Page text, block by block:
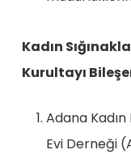
Kadın
Kurultayı
Adana Kadın
Evi Derneği